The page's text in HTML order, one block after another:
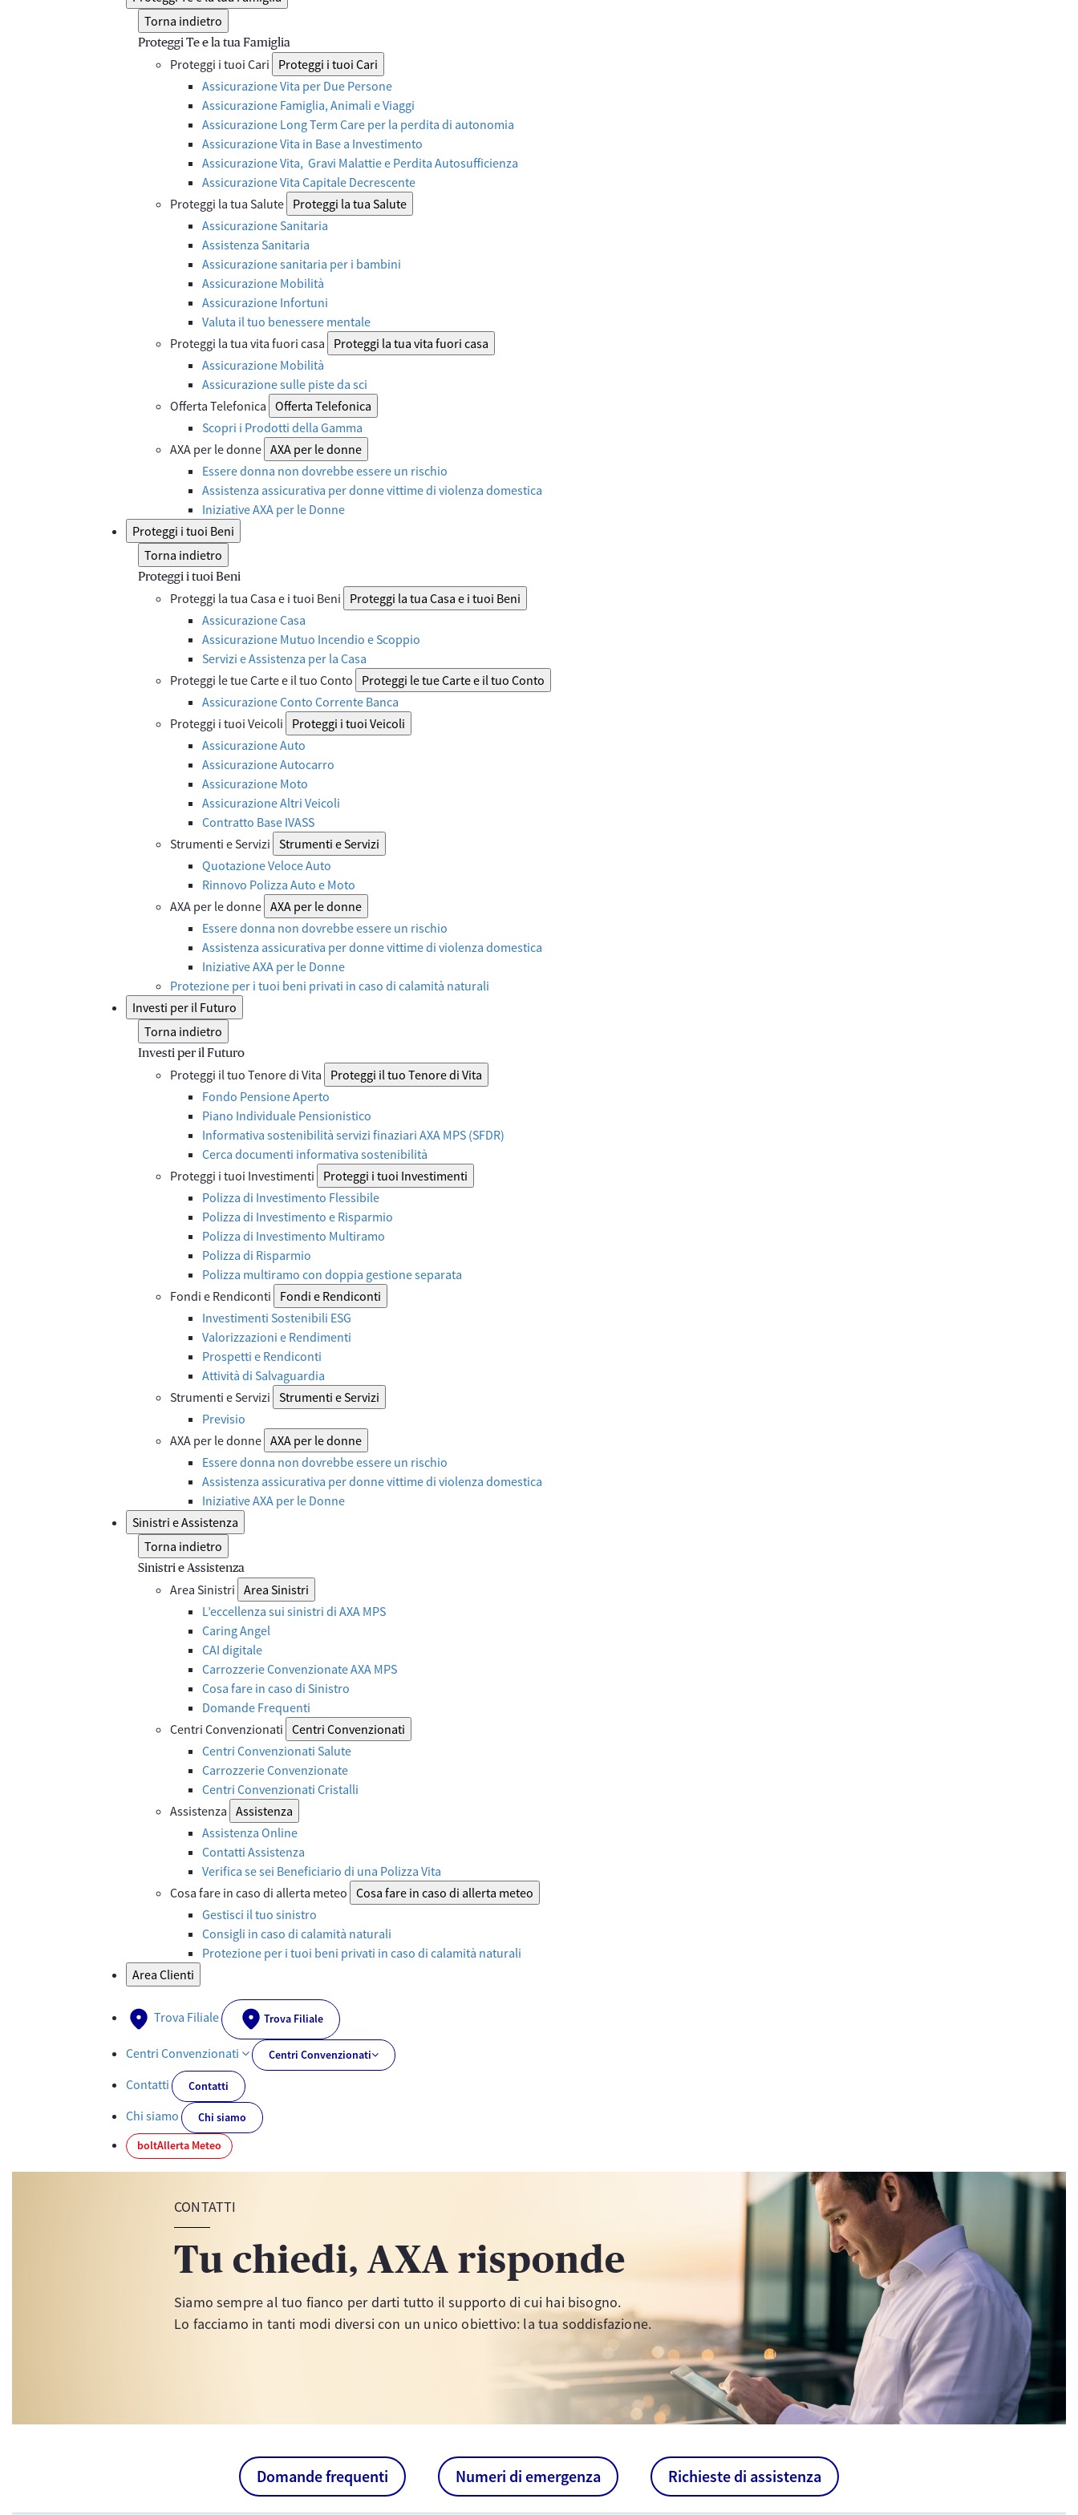
Torna indietro
Proteggi Te e la tua Famiglia
Proteggi i tuoi Cari
Proteggi i tuoi Cari
Assicurazione Vita per Due Persone
Assicurazione Famiglia, Animali e Viaggi
Assicurazione Long Term Care per la perdita di autonomia
Assicurazione Vita in Base a Investimento
Assicurazione Vita, Gravi Malattie e Perdita Autosufficienza
Assicurazione Vita Capitale Decrescente
Proteggi la tua Salute Proteggi la tua Salute
Assicurazione Sanitaria
Assistenza Sanitaria
Assicurazione sanitaria per i bambini
Assicurazione Mobilità
Assicurazione Infortuni
Valuta il tuo benessere mentale
Proteggi la tua vita fuori casa
Proteggi la tua vita fuori casa
Assicurazione Mobilità
Assicurazione sulle piste da sci
Offerta Telefonica Offerta Telefonica
Scopri i Prodotti della Gamma
AXA per le donne AXA per le donne
Essere donna non dovrebbe essere un rischio
Assistenza assicurativa per donne vittime di violenza domestica
Iniziative AXA per le Donne
Proteggi i tuoi Beni
Torna indietro
Proteggi i tuoi Beni
Proteggi la tua Casa e i tuoi Beni
Proteggi la tua Casa e i tuoi Beni
Assicurazione Casa
Assicurazione Mutuo Incendio e Scoppio
Servizi e Assistenza per la Casa
Proteggi le tue Carte e il tuo Conto
Proteggi le tue Carte e il tuo Conto
Assicurazione Conto Corrente Banca
Proteggi i tuoi Veicoli
Proteggi i tuoi Veicoli
Assicurazione Auto
Assicurazione Autocarro
Assicurazione Moto
Assicurazione Altri Veicoli
Contratto Base IVASS
Strumenti e Servizi Strumenti e Servizi
Quotazione Veloce Auto
Rinnovo Polizza Auto e Moto
AXA per le donne AXA per le donne
Essere donna non dovrebbe essere un rischio
Assistenza assicurativa per donne vittime di violenza domestica
Iniziative AXA per le Donne
Protezione per i tuoi beni privati in caso di calamità naturali
Investi per il Futuro
Torna indietro
Investi per il Futuro
Proteggi il tuo Tenore di Vita
Proteggi il tuo Tenore di Vita
Fondo Pensione Aperto
Piano Individuale Pensionistico
Informativa sostenibilità servizi finaziari AXA MPS (SFDR)
Cerca documenti informativa sostenibilità
Proteggi i tuoi Investimenti
Proteggi i tuoi Investimenti
Polizza di Investimento Flessibile
Polizza di Investimento e Risparmio
Polizza di Investimento Multiramo
Polizza di Risparmio
Polizza multiramo con doppia gestione separata
Fondi e Rendiconti
Fondi e Rendiconti
Investimenti Sostenibili ESG
Valorizzazioni e Rendimenti
Prospetti e Rendiconti
Attività di Salvaguardia
Strumenti e Servizi Strumenti e Servizi
Previsio
AXA per le donne AXA per le donne
Essere donna non dovrebbe essere un rischio
Assistenza assicurativa per donne vittime di violenza domestica
Iniziative AXA per le Donne
Sinistri e Assistenza
Torna indietro
Sinistri e Assistenza
Area Sinistri Area Sinistri
L’eccellenza sui sinistri di AXA MPS
Caring Angel
CAI digitale
Carrozzerie Convenzionate AXA MPS
Cosa fare in caso di Sinistro
Domande Frequenti
Centri Convenzionati Centri Convenzionati
Centri Convenzionati Salute
Carrozzerie Convenzionate
Centri Convenzionati Cristalli
Assistenza Assistenza
Assistenza Online
Contatti Assistenza
Verifica se sei Beneficiario di una Polizza Vita
Cosa fare in caso di allerta meteo Cosa fare in caso di allerta meteo
Gestisci il tuo sinistro
Consigli in caso di calamità naturali
Protezione per i tuoi beni privati in caso di calamità naturali
Area Clienti
Trova Filiale Trova Filiale
Centri Convenzionati Centri Convenzionati
Contatti Contatti
Chi siamo
Chi siamo
boltAllerta Meteo
CONTATTI
Tu chiedi, AXA risponde
Siamo sempre al tuo fianco per darti tutto il supporto di cui hai bisogno.
Lo facciamo in tanti modi diversi con un unico obiettivo: la tua soddisfazione.
Domande frequenti Numeri di emergenza Richieste di assistenza